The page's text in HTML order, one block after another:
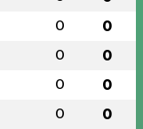
0 0
0 0
0 0
0 0